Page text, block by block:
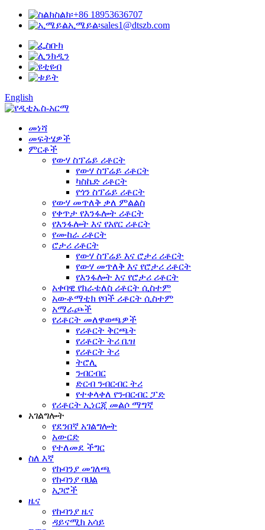
ስልክ፡+86 18953636707
ኢሜይል፡sales1@dtszb.com
English
መነሻ
መፍትሄዎች
ምርቶች
የውሃ ስፕሬይ ሪቶርት
የውሃ ስፕሬይ ሪቶርት
ካስኬድ ሪቶርት
የጎን ስፕሬይ ሪቶርት
የውሃ መጥለቅ ቃለ ምልልስ
የቀጥታ የእንፋሎት ሪቶርት
የእንፋሎት እና የአየር ሪቶርት
የሙከራ ሪቶርት
ሮታሪ ሪቶርት
የውሃ ስፕሬይ እና ሮታሪ ሪቶርት
የውሃ መጥለቅ እና የሮታሪ ሪቶርት
የእንፋሎት እና የሮታሪ ሪቶርት
አቀባዊ የክራቴለስ ሪቶርት ሲስተም
አውቶማቲክ የባች ሪቶርት ሲስተም
አማራጮች
የሪቶርት መለዋወጫዎች
የሪቶርት ቅርጫት
የሪቶርት ትሪ ቤዝ
የሪቶርት ትሪ
ትሮሊ
ንብርብር
ድርብ ንብርብር ትሪ
የተቀላቀለ የንብርብር ፓድ
የሪቶርት ኢነርጂ መልሶ ማግኛ
አገልግሎት
የደንበኛ አገልግሎት
አውርድ
የተለመደ ችግር
ስለ እኛ
የኩባንያ መገለጫ
የኩባንያ ባህል
አጋሮች
ዜና
የኩባንያ ዜና
ዳይናሚክ አሳይ